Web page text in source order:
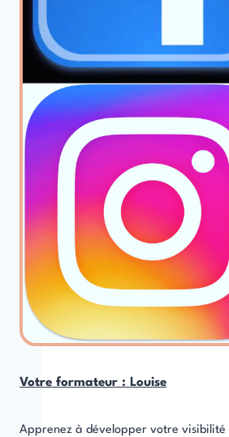
Votre formateur : Louise
Apprenez à développer votre